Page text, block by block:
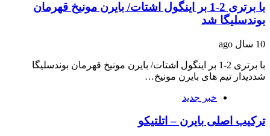
با برتری 2-1 بر اینگول اشتات/ بایرن مونیخ قهرمان
بوندسلیگا شد
10 سال ago
با برتری 2-1 بر اینگول اشتات/ بایرن مونیخ قهرمان بوندسلیگا
شددیدار تیم های بایرن مونیخ…
خبر جدید
ترکیب اصلی بایرن – اتلتیکو